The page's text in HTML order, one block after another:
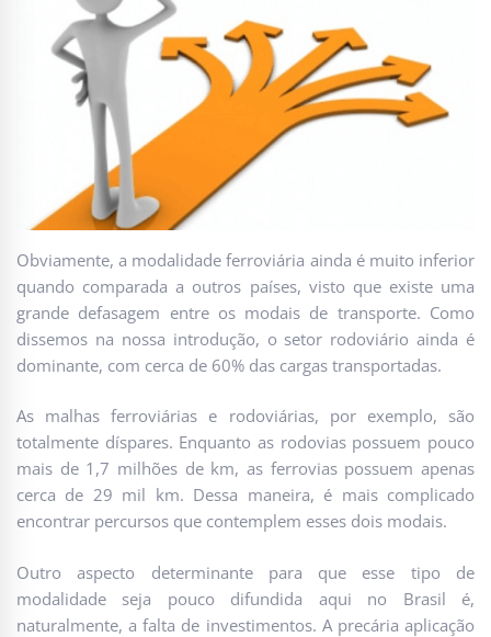
Obviamente, a modalidade ferroviária ainda é muito inferior
quando comparada a outros países, visto que existe uma
grande defasagem entre os modais de transporte. Como
dissemos na nossa introdução, o setor rodoviário ainda é
dominante, com cerca de 60% das cargas transportadas.
As malhas ferroviárias e rodoviárias, por exemplo, são
totalmente díspares. Enquanto as rodovias possuem pouco
mais de 1,7 milhões de km, as ferrovias possuem apenas
cerca de 29 mil km. Dessa maneira, é mais complicado
encontrar percursos que contemplem esses dois modais.
Outro aspecto determinante para que esse tipo de
modalidade seja pouco difundida aqui no Brasil é,
naturalmente, a falta de investimentos. A precária aplicação